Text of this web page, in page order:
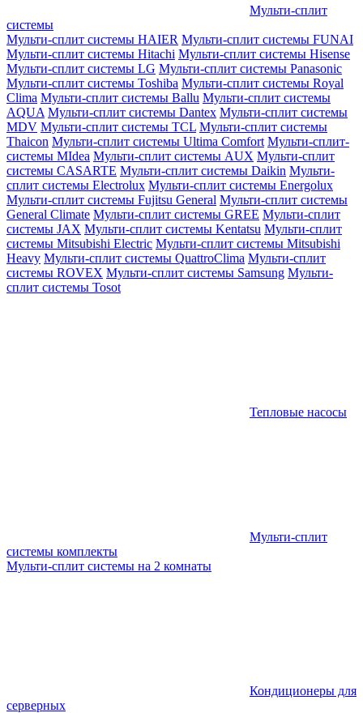
Мульти-сплит
системы
Мульти-сплит системы HAIER Мульти-сплит системы FUNAI
Мульти-сплит системы Hitachi Мульти-сплит системы Hisense
Мульти-сплит системы LG Мульти-сплит системы Panasonic
Мульти-сплит системы Toshiba Мульти-сплит системы Royal
Clima Мульти-сплит системы Ballu Мульти-сплит системы
AQUA Мульти-сплит системы Dantex Мульти-сплит системы
MDV Мульти-сплит системы TCL Мульти-сплит системы
Thaicon Мульти-сплит системы Ultima Comfort Мульти-сплит-
системы MIdea Мульти-сплит системы AUX Мульти-сплит
системы CASARTE Мульти-сплит системы Daikin Мульти-
сплит системы Electrolux Мульти-сплит системы Energolux
Мульти-сплит системы Fujitsu General Мульти-сплит системы
General Climate Мульти-сплит системы GREE Мульти-сплит
системы JAX Мульти-сплит системы Kentatsu Мульти-сплит
системы Mitsubishi Electric Мульти-сплит системы Mitsubishi
Heavy Мульти-сплит системы QuattroClima Мульти-сплит
системы ROVEX Мульти-сплит системы Samsung Мульти-
сплит системы Tosot
Тепловые насосы
Мульти-сплит
системы комплекты
Мульти-сплит системы на 2 комнаты
Кондиционеры для
серверных